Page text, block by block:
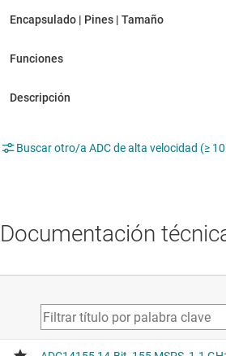
Buscar otro/a ADC de alta velocidad (≥ 10
Documentación